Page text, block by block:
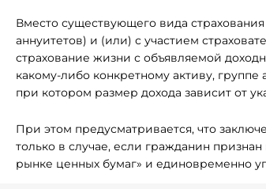
Вместо существующего вида
аннуитетов) и (или) с участием
страхование жизни с объявляемой
какому-либо конкретному активу,
при котором размер дохода зависит от
При этом предусматривается, что
только в случае, если гражданин
рынке ценных бумаг» и единовременно